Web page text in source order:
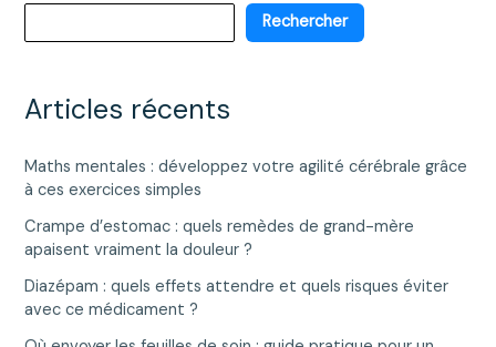
Rechercher
Articles récents
Maths mentales : développez votre agilité cérébrale grâce
à ces exercices simples
Crampe d’estomac : quels remèdes de grand-mère
apaisent vraiment la douleur ?
Diazépam : quels effets attendre et quels risques éviter
avec ce médicament ?